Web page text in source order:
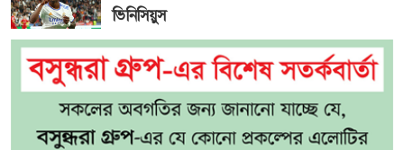
ভিনিসিয়ুস